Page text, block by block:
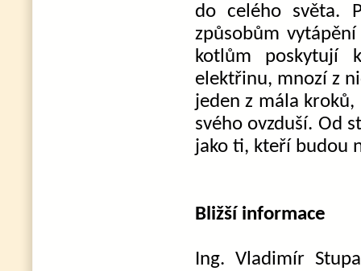
do celého světa.
způsobům
kotlům poskytují
elektřinu, mnozí z
jeden z mála
svého ovzduší. Od
jako ti, kteří budou
Bližší informace
Ing. Vladimír